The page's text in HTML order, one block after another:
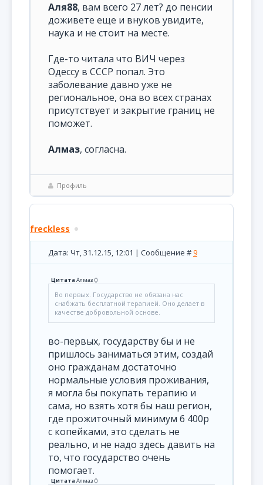
Аля88, вам всего 27 лет? до пенсии
доживете еще и внуков увидите,
наука и не стоит на месте.
Где-то читала что ВИЧ через
Одессу в СССР попал. Это
заболевание давно уже не
региональное, она во всех странах
присутствует и закрытие границ не
поможет.
Алмаз, согласна.
Профиль
freckless
Дата: Чт, 31.12.15, 12:01 | Сообщение #9
ЦитатаАлмаз ()
Во первых. Государство не обязана нас
снабжать бесплатной терапией. Оно делает в
качестве добровольной основе.
во-первых, государству бы и не
пришлось заниматься этим, создай
оно гражданам достаточно
нормальные условия проживания,
я могла бы покупать терапию и
сама, но взять хотя бы наш регион,
где прожиточный минимум 6 400р
с копейками, это сделать не
реально, и не надо здесь давить на
то, что государство очень
помогает.
ЦитатаАлмаз ()